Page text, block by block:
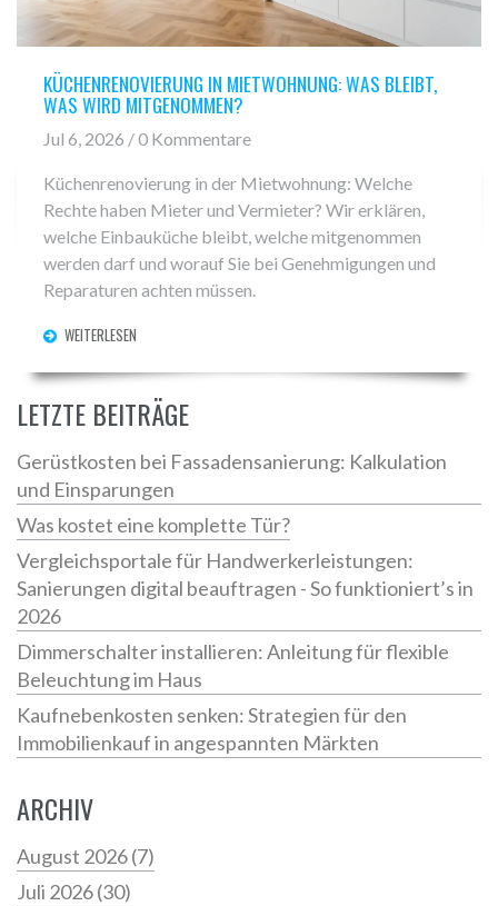
KÜCHENRENOVIERUNG IN MIETWOHNUNG: WAS BLEIBT,
WAS WIRD MITGENOMMEN?
Jul 6, 2026 / 0 Kommentare
Küchenrenovierung in der Mietwohnung: Welche
Rechte haben Mieter und Vermieter? Wir erklären,
welche Einbauküche bleibt, welche mitgenommen
werden darf und worauf Sie bei Genehmigungen und
Reparaturen achten müssen.
WEITERLESEN
LETZTE BEITRÄGE
Gerüstkosten bei Fassadensanierung: Kalkulation
und Einsparungen
Was kostet eine komplette Tür?
Vergleichsportale für Handwerkerleistungen:
Sanierungen digital beauftragen - So funktioniert’s in
2026
Dimmerschalter installieren: Anleitung für flexible
Beleuchtung im Haus
Kaufnebenkosten senken: Strategien für den
Immobilienkauf in angespannten Märkten
ARCHIV
August 2026(7)
Juli 2026(30)